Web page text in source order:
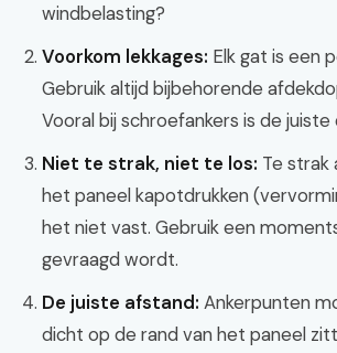
windbelasting?
Voorkom lekkages: Elk gat is een
Gebruik altijd bijbehorende
Vooral bij schroefankers is de
Niet te strak, niet te los: Te strak
het paneel kapotdrukken
het niet vast. Gebruik een
gevraagd wordt.
De juiste afstand: Ankerpunten
dicht op de rand van het paneel